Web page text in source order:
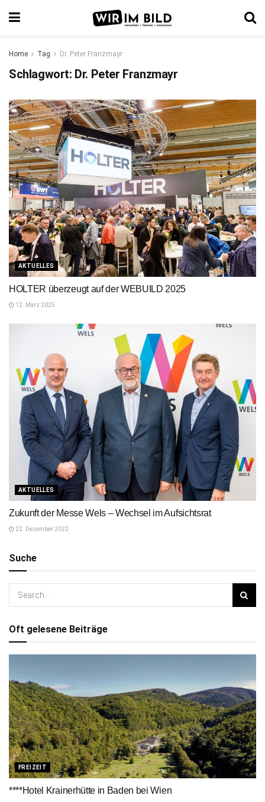
Home Tag Dr. Peter Franzmayr
Schlagwort: Dr. Peter Franzmayr
AKTUELLES
HOLTER überzeugt auf der WEBUILD 2025
12. März 2025
AKTUELLES
Zukunft der Messe Wels – Wechsel im Aufsichtsrat
22. Dezember 2022
Suche
Oft gelesene Beiträge
FREIZEIT
****Hotel Krainerhütte in Baden bei Wien